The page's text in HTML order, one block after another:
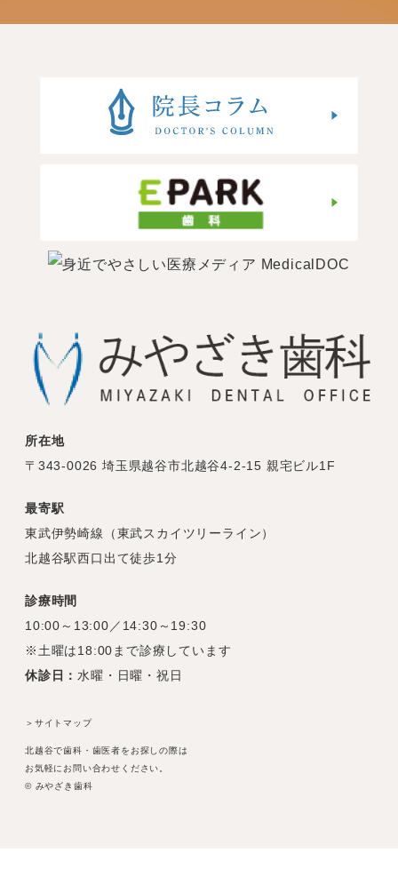
所在地
〒343-0026 埼玉県越谷市北越谷4-2-15 親宅ビル1F
最寄駅
東武伊勢崎線（東武スカイツリーライン）
北越谷駅西口出て徒歩1分
診療時間
10:00～13:00／14:30～19:30
※土曜は18:00まで診療しています
休診日：水曜・日曜・祝日
＞サイトマップ
北越谷で歯科・歯医者をお探しの際は
お気軽にお問い合わせください。
© みやざき歯科